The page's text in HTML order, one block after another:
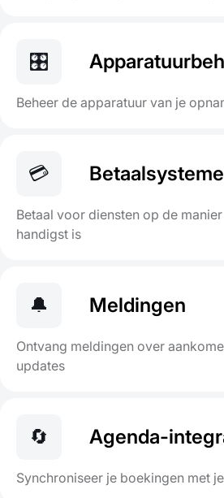
🎛️
Beheer de apparatuur van je
💳
Betaal voor diensten op de
handigst is
🔔 Meldingen
Ontvang meldingen over
updates
🔄 Agenda-
Synchroniseer je boekingen met